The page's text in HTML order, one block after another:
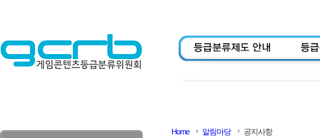
Home 알림마당 공지사항